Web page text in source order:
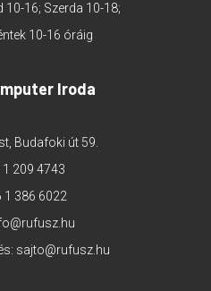
10-16; Szerda 10-18;
10-16 óráig
Iroda
Budafoki út 59.
1 209 4743
1 386 6022
sajto@rufusz.hu